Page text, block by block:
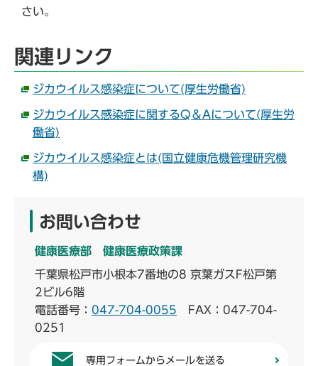
さい。
関連リンク
ジカウイルス感染症について(厚生労働省)
ジカウイルス感染症に関するQ＆Aについて(厚生労
働省)
ジカウイルス感染症とは(国立健康危機管理研究機
構)
お問い合わせ
健康医療部 健康医療政策課
千葉県松戸市小根本7番地の8 京葉ガスF松戸第
2ビル6階
電話番号： 047-704-0055 FAX：047-704-
0251
専用フォームからメールを送る